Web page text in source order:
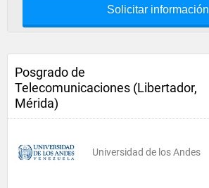
Solicitar información
Posgrado de
Telecomunicaciones (Libertador,
Mérida)
Universidad de los Andes